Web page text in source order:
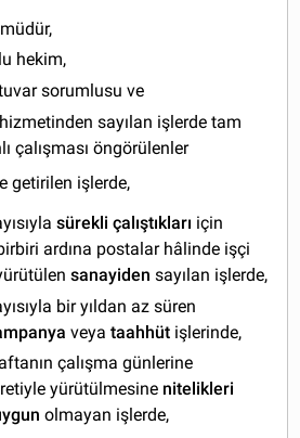
hekim,
sorumlusu ve
sayılan işlerde tam
çalışması öngörülenler
getirilen işlerde,
sürekli çalıştıkları için
ardına postalar hâlinde işçi
sanayiden sayılan işlerde,
bir yıldan az süren
veyataahhüt işlerinde,
çalışma günlerine
yürütülmesine nitelikleri
olmayan işlerde,